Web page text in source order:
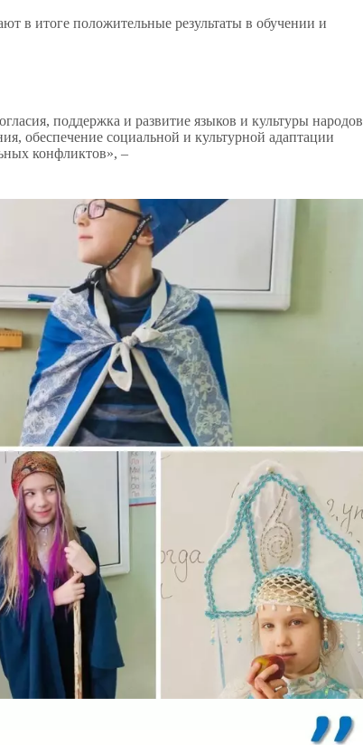
в итоге положительные результаты в обучении и
поддержка и развитие языков и культуры народов
обеспечение социальной и культурной адаптации
конфликтов», –